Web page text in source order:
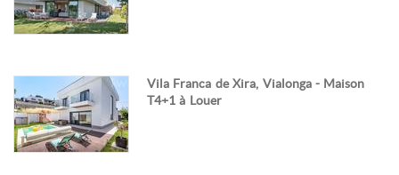
Vila Franca de Xira, Vialonga - Maison
T4+1 à Louer